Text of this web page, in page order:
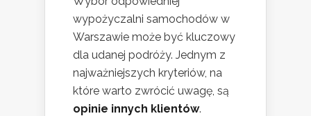
wypożyczalni samochodów w
Warszawie może być kluczowy
dla udanej podróży. Jednym z
najważniejszych kryteriów, na
które warto zwrócić uwagę, są
opinie innych klientów.